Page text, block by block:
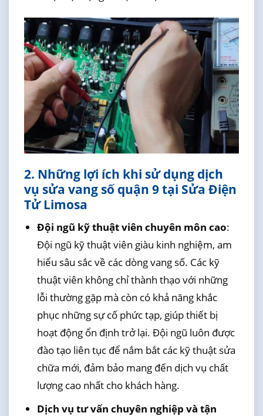
2. Những lợi ích khi sử dụng dịch
vụ sửa vang số quận 9 tại Sửa Điện
Tử Limosa
Đội ngũ kỹ thuật viên chuyên môn cao:
Đội ngũ kỹ thuật viên giàu kinh nghiệm, am
hiểu sâu sắc về các dòng vang số. Các kỹ
thuật viên không chỉ thành thạo với những
lỗi thường gặp mà còn có khả năng khắc
phục những sự cố phức tạp, giúp thiết bị
hoạt động ổn định trở lại. Đội ngũ luôn được
đào tạo liên tục để nắm bắt các kỹ thuật sửa
chữa mới, đảm bảo mang đến dịch vụ chất
lượng cao nhất cho khách hàng.
Dịch vụ tư vấn chuyên nghiệp và tận